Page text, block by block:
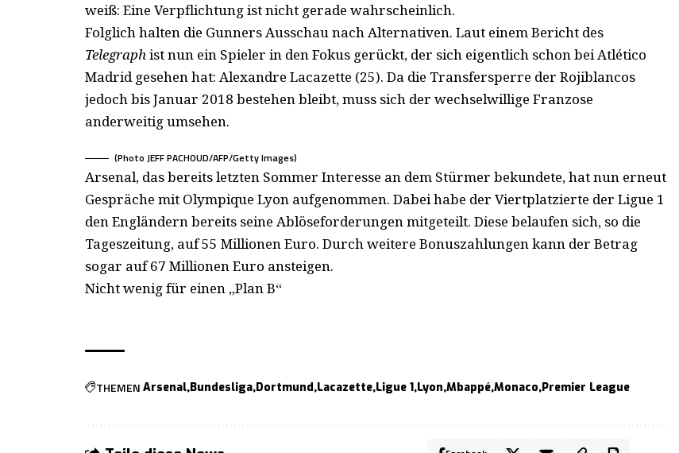
weiß: Eine Verpflichtung ist nicht gerade wahrscheinlich.
Folglich halten die Gunners Ausschau nach Alternativen. Laut einem Bericht des
Telegraphist nun ein Spieler in den Fokus gerückt, der sich eigentlich schon bei Atlético
Madrid gesehen hat: Alexandre Lacazette (25). Da die Transfersperre der Rojiblancos
jedoch bis Januar 2018 bestehen bleibt, muss sich der wechselwillige Franzose
anderweitig umsehen.
(Photo JEFF PACHOUD/AFP/Getty Images)
Arsenal, das bereits letzten Sommer Interesse an dem Stürmer bekundete, hat nun erneut
Gespräche mit Olympique Lyon aufgenommen. Dabei habe der Viertplatzierte der Ligue 1
den Engländern bereits seine Ablöseforderungen mitgeteilt. Diese belaufen sich, so die
Tageszeitung, auf 55 Millionen Euro. Durch weitere Bonuszahlungen kann der Betrag
sogar auf 67 Millionen Euro ansteigen.
Nicht wenig für einen „Plan B“
THEMEN Arsenal Bundesliga Dortmund Lacazette Ligue 1 Lyon Mbappé Monaco Premier League